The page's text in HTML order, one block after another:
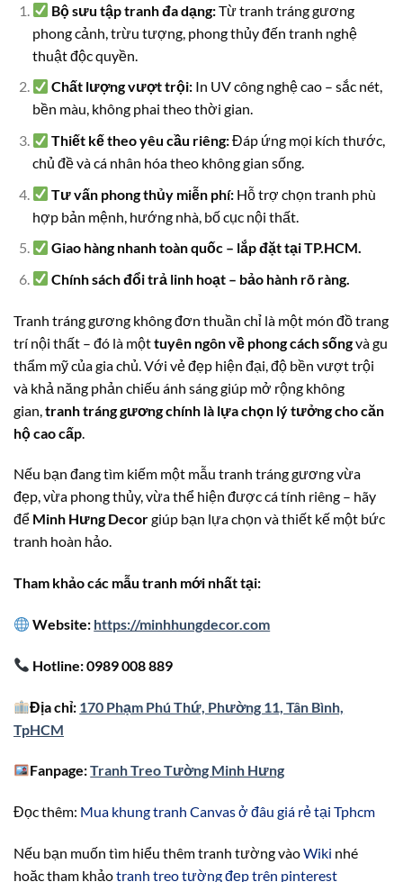
Bộ sưu tập tranh đa dạng:Từ tranh tráng gương
phong cảnh, trừu tượng, phong thủy đến tranh nghệ
thuật độc quyền.
Chất lượng vượt trội: In UV công nghệ cao – sắc nét,
bền màu, không phai theo thời gian.
Thiết kế theo yêu cầu riêng:Đáp ứng mọi kích thước,
chủ đề và cá nhân hóa theo không gian sống.
Tư vấn phong thủy miễn phí: Hỗ trợ chọn tranh phù
hợp bản mệnh, hướng nhà, bố cục nội thất.
Giao hàng nhanh toàn quốc – lắp đặt tại TP.HCM.
Chính sách đổi trả linh hoạt – bảo hành rõ ràng.
Tranh tráng gương không đơn thuần chỉ là một món đồ trang
trí nội thất – đó là mộttuyên ngôn về phong cách sốngvà gu
thẩm mỹ của gia chủ. Với vẻ đẹp hiện đại, độ bền vượt trội
và khả năng phản chiếu ánh sáng giúp mở rộng không
gian, tranh tráng gương chính là lựa chọn lý tưởng cho căn
hộ cao cấp
Nếu bạn đang tìm kiếm một mẫu tranh tráng gương vừa
đẹp, vừa phong thủy, vừa thể hiện được cá tính riêng – hãy
để Minh Hưng Decorgiúp bạn lựa chọn và thiết kế một bức
tranh hoàn hảo.
Tham khảo các mẫu tranh mới nhất tại:
Website: https://minhhungdecor.com
Hotline: 0989 008 889
Địa chỉ: 170 Phạm Phú Thứ, Phường 11, Tân Bình,
TpHCM
Fanpage:Tranh Treo Tường Minh Hưng
Đọc thêm: Mua khung tranh Canvas ở đâu giá rẻ tại Tphcm
Nếu bạn muốn tìm hiểu thêm tranh tường vàoWiki nhé
hoặc tham khảotranh treo tường đẹp trên pinterest